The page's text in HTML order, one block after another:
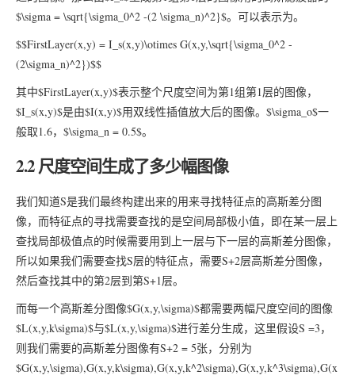
$\sigma = \sqrt{\sigma_0^2 -(2 \sigma_n)^2}$。可以表示为。
$$FirstLayer(x,y) = I_s(x,y)\otimes G(x,y,\sqrt{\sigma_0^2 -
(2\sigma_n)^2})$$
其中$FirstLayer(x,y)$表示整个尺度空间为第1组第1层的图像，
$I_s(x,y)$是由$I(x,y)$用双线性插值放大后的图像。$\sigma_o$一
般取1.6，$\sigma_n = 0.5$。
2.2 尺度空间生成了多少幅图像
我们知道S是我们最终构建出来的用来寻找特征点的高斯差分图
像，而特征点的寻找需要查找的是空间局部极小值，即在某一层上
查找局部极值点的时候需要用到上一层与下一层的高斯差分图像，
所以如果我们需要查找S层的特征点，需要S+2层高斯差分图像，
然后查找其中的第2层到第S+1层。
而每一个高斯差分图像$G(x,y,\sigma)$都需要两幅尺度空间的图像
$L(x,y,k\sigma)$与$L(x,y,\sigma)$进行差分生成，这里假设S =3，
则我们需要的高斯差分图像有S+2 = 5张，分别为
$G(x,y,\sigma),G(x,y,k\sigma),G(x,y,k^2\sigma),G(x,y,k^3\sigma),G(x